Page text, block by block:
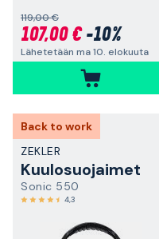
119,00 €
107,00 €-10%
Lähetetään ma 10. elokuuta
Back to work
ZEKLER
Kuulosuojaimet
Sonic 550
4,3